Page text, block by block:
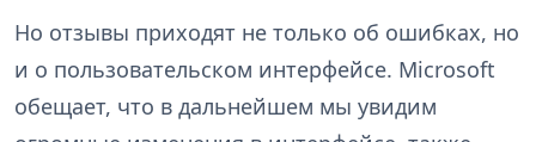
Но отзывы приходят не только об ошибках, но
и о пользовательском интерфейсе. Microsoft
обещает, что в дальнейшем мы увидим